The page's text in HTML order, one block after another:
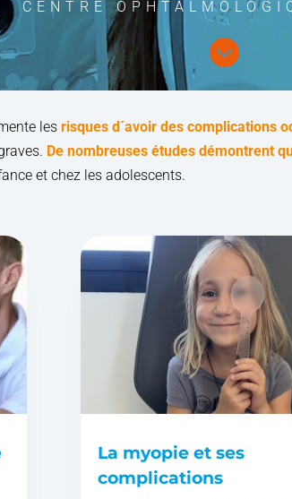
CENTRE

lesrisques d´avoir des complications
De nombreuses études démontrent
et chez les adolescents.
La myopie et ses
complications